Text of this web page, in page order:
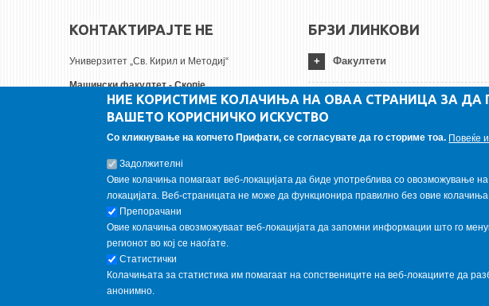
КОНТАКТИРАЈТЕ НЕ
Универзитет „Св. Кирил и Методиј“
Машински факултет - Скопје
Руѓер Бошковиќ бр.18
1000 Скопје, Република Северна Македонија
+ 389 2 3099-200
Е-пошта:contact@mf.edu.mk
FOLLOW US
Follow us on:
БРЗИ ЛИНКОВИ
Факултети
Универзитети
Институции
НИЕ КОРИСТИМЕ КОЛАЧИЊА НА ОВАА СТРАНИЦА ЗА ДА
ВАШЕТО КОРИСНИЧКО ИСКУСТВО
Со кликнување на копчето Прифати, се согласувате да го сториме тоа. Повеќе
Задолжителнi
Овие колачиња помагаат веб-локацијата да биде употреблива со овозможување
локацијата. Веб-страницата не може да функционира правилно без овие
Препорачани
Овие колачиња овозможуваат веб-локацијата да запомни информации што го
регионот во кој се наоѓате.
Статистички
Колачињата за статистика им помагаат на сопствениците на веб-локациите да
анонимно.